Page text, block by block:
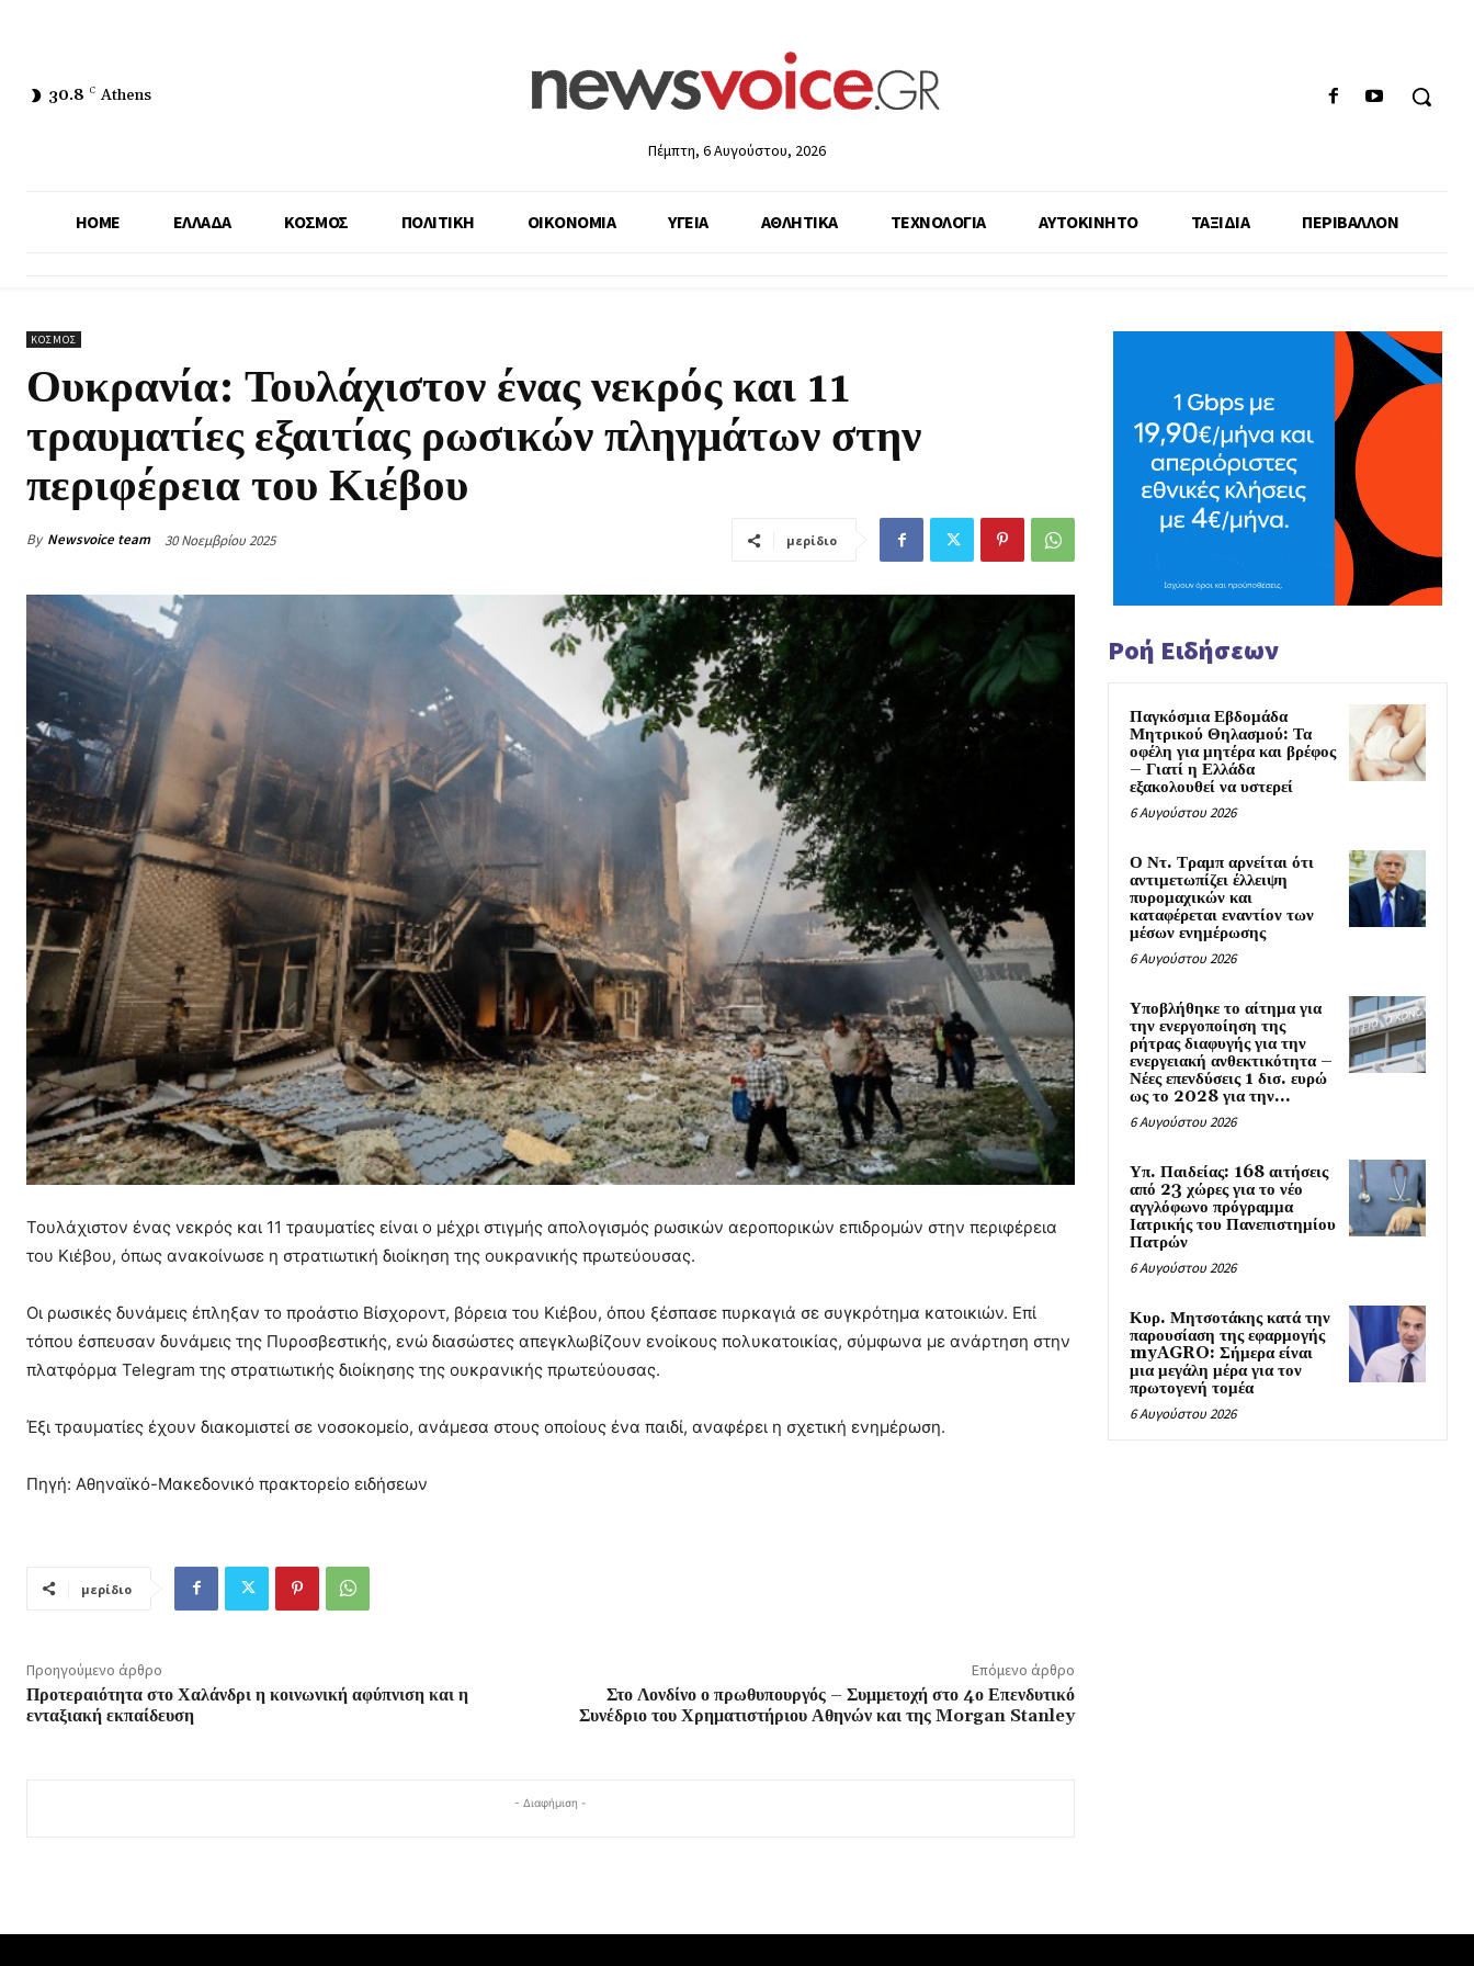
30.8 C Athens
Πέμπτη, 6 Αυγούστου, 2026
HOME ΕΛΛΑΔΑ ΚΟΣΜΟΣ ΠΟΛΙΤΙΚΗ ΟΙΚΟΝΟΜΙΑ ΥΓΕΙΑ ΑΘΛΗΤΙΚΑ ΤΕΧΝΟΛΟΓΙΑ ΑΥΤΟΚΙΝΗΤΟ ΤΑΞΙΔΙΑ ΠΕΡΙΒΑΛΛΟΝ
ΚΟΣΜΟΣ
Ουκρανία: Τουλάχιστον ένας νεκρός και 11
τραυματίες εξαιτίας ρωσικών πληγμάτων στην
περιφέρεια του Κιέβου
By Newsvoice team 30 Νοεμβρίου 2025 μερίδιο
Τουλάχιστον ένας νεκρός και 11 τραυματίες είναι ο μέχρι στιγμής απολογισμός ρωσικών αεροπορικών επιδρομών στην περιφέρεια
του Κιέβου, όπως ανακοίνωσε η στρατιωτική διοίκηση της ουκρανικής πρωτεύουσας.
Οι ρωσικές δυνάμεις έπληξαν το προάστιο Βίσχοροντ, βόρεια του Κιέβου, όπου ξέσπασε πυρκαγιά σε συγκρότημα κατοικιών. Επί
τόπου έσπευσαν δυνάμεις της Πυροσβεστικής, ενώ διασώστες απεγκλωβίζουν ενοίκους πολυκατοικίας, σύμφωνα με ανάρτηση στην
πλατφόρμα Telegram της στρατιωτικής διοίκησης της ουκρανικής πρωτεύουσας.
Έξι τραυματίες έχουν διακομιστεί σε νοσοκομείο, ανάμεσα στους οποίους ένα παιδί, αναφέρει η σχετική ενημέρωση.
Πηγή: Αθηναϊκό-Μακεδονικό πρακτορείο ειδήσεων
μερίδιο
Προηγούμενο άρθρο
Προτεραιότητα στο Χαλάνδρι η κοινωνική αφύπνιση και η
ενταξιακή εκπαίδευση
Επόμενο άρθρο
Στο Λονδίνο ο πρωθυπουργός – Συμμετοχή στο 4ο Επενδυτικό
Συνέδριο του Χρηματιστήριου Αθηνών και της Morgan Stanley
- Διαφήμιση -
Ροή Ειδήσεων
Παγκόσμια Εβδομάδα
Μητρικού Θηλασμού: Τα
οφέλη για μητέρα και βρέφος
– Γιατί η Ελλάδα
εξακολουθεί να υστερεί
6 Αυγούστου 2026
Ο Ντ. Τραμπ αρνείται ότι
αντιμετωπίζει έλλειψη
πυρομαχικών και
καταφέρεται εναντίον των
μέσων ενημέρωσης
6 Αυγούστου 2026
Υποβλήθηκε το αίτημα για
την ενεργοποίηση της
ρήτρας διαφυγής για την
ενεργειακή ανθεκτικότητα –
Νέες επενδύσεις 1 δισ. ευρώ
ως το 2028 για την...
6 Αυγούστου 2026
Υπ. Παιδείας: 168 αιτήσεις
από 23 χώρες για το νέο
αγγλόφωνο πρόγραμμα
Ιατρικής του Πανεπιστημίου
Πατρών
6 Αυγούστου 2026
Κυρ. Μητσοτάκης κατά την
παρουσίαση της εφαρμογής
myAGRO: Σήμερα είναι
μια μεγάλη μέρα για τον
πρωτογενή τομέα
6 Αυγούστου 2026